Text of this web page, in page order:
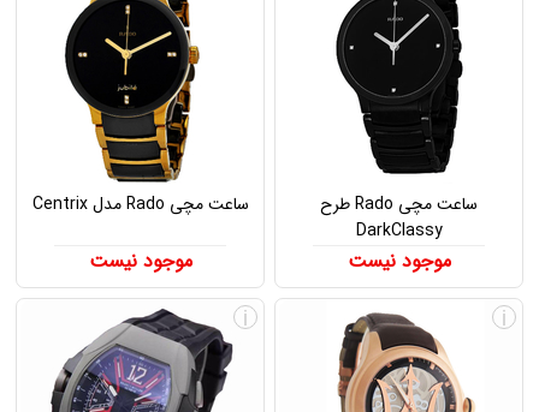
ساعت مچی Rado طرح
DarkClassy
موجود نیست
ساعت مچی Rado مدل Centrix
موجود نیست
i
i